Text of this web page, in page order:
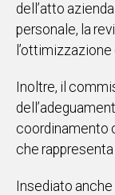
dell’atto
personale, la
Inoltre, il
coordinamento
che rappresenta
Insediato anche